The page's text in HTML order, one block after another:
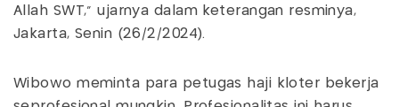
Allah SWT," ujarnya dalam keterangan resminya,
Jakarta, Senin (26/2/2024).
Wibowo meminta para petugas haji kloter bekerja